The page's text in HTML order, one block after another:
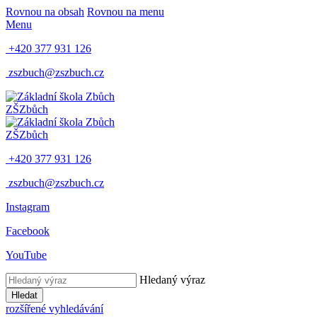
Rovnou na obsah Rovnou na menu
Menu
+420 377 931 126
zszbuch@zszbuch.cz
ZŠZbůch
ZŠZbůch
+420 377 931 126
zszbuch@zszbuch.cz
Instagram
Facebook
YouTube
Hledaný výraz
Hledat
rozšířené vyhledávání